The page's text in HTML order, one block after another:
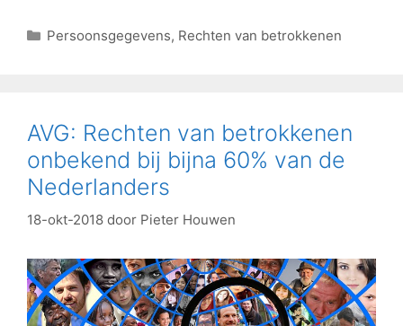
Persoonsgegevens, Rechten van betrokkenen
AVG: Rechten van betrokkenen
onbekend bij bijna 60% van de
Nederlanders
18-okt-2018 door Pieter Houwen